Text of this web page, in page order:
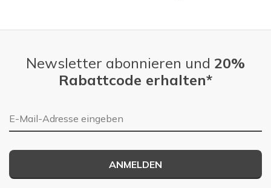
Newsletter abonnieren und 20%
Rabattcode erhalten*
E-Mail-Adresse
ANMELDEN